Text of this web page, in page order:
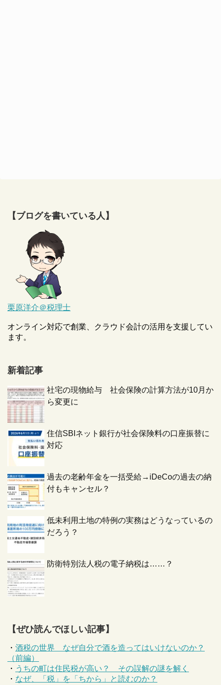
【ブログを書いている人】
栗原洋介＠税理士
オンライン対応で創業、クラウド会計の活用を支援してい
ます。
新着記事
社宅の現物給与 社会保険の計算方法が10月か
ら変更に
住信SBIネット銀行が社会保険料の口座振替に
対応
過去の老齢年金を一括受給→iDeCoの過去の納
付もキャンセル？
低未利用土地の特例の実務はどうなっているの
だろう？
防衛特別法人税の電子納税は……？
【ぜひ読んでほしい記事】
・ 酒税の世界 なぜ自分で酒を造ってはいけないのか？
（前編）
・ うちの町は住民税が高い？ その誤解の謎を解く
・ なぜ、「税」を「ちから」と読むのか？